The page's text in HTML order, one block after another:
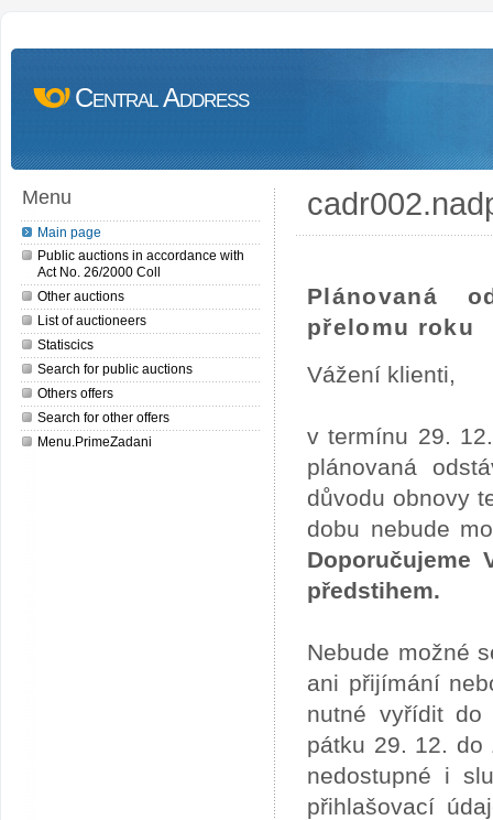
Central Address
Menu
Main page
Public auctions in accordance with
Act No. 26/2000 Coll
Other auctions
List of auctioneers
Statiscics
Search for public auctions
Others offers
Search for other offers
Menu.PrimeZadani
Plánovaná
přelomu roku
Vážení klienti,
v termínu 29.
plánovaná
důvodu obnovy
dobu nebude
Doporučujeme
předstihem.
Nebude možné
ani přijímání
nutné vyřídit do
pátku 29. 12. do
nedostupné i
přihlašovací